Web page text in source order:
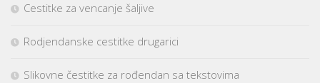
Cestitke za vencanje šaljive
Rodjendanske cestitke drugarici
Slikovne čestitke za rođendan sa tekstovima